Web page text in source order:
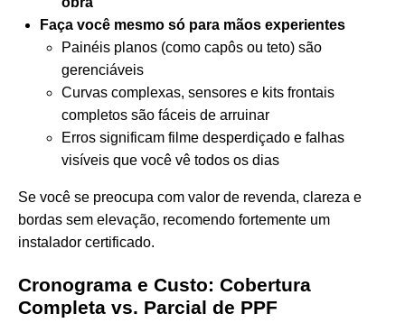
Faça você mesmo só para mãos experientes
Painéis planos (como capôs ou teto) são
gerenciáveis
Curvas complexas, sensores e kits frontais
completos são fáceis de arruinar
Erros significam filme desperdiçado e falhas
visíveis que você vê todos os dias
Se você se preocupa com valor de revenda, clareza e
bordas sem elevação, recomendo fortemente um
instalador certificado.
Cronograma e Custo: Cobertura
Completa vs. Parcial de PPF